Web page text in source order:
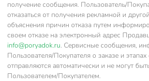
получение сообщения. Пользователь/
отказаться от получения рекламной и
объяснения причин отказа путем
своем отказе на электронный адрес
info@poryadok.ru. Сервисные сообщения,
Пользователя/Покупателя о заказе и этапах
отправляются автоматически и не могут
Пользователем/Покупателем.